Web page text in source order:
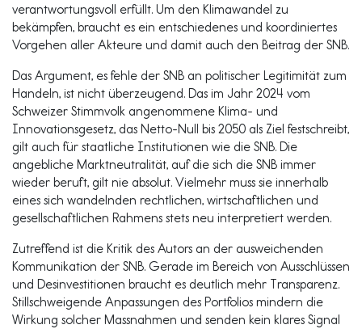
verantwortungsvoll erfüllt. Um den Klimawandel zu
bekämpfen, braucht es ein entschiedenes und koordiniertes
Vorgehen aller Akteure und damit auch den Beitrag der SNB.
Das Argument, es fehle der SNB an politischer Legitimität zum
Handeln, ist nicht überzeugend. Das im Jahr 2024 vom
Schweizer Stimmvolk angenommene Klima- und
Innovationsgesetz, das Netto-Null bis 2050 als Ziel festschreibt,
gilt auch für staatliche Institutionen wie die SNB. Die
angebliche Marktneutralität, auf die sich die SNB immer
wieder beruft, gilt nie absolut. Vielmehr muss sie innerhalb
eines sich wandelnden rechtlichen, wirtschaftlichen und
gesellschaftlichen Rahmens stets neu interpretiert werden.
Zutreffend ist die Kritik des Autors an der ausweichenden
Kommunikation der SNB. Gerade im Bereich von Ausschlüssen
und Desinvestitionen braucht es deutlich mehr Transparenz.
Stillschweigende Anpassungen des Portfolios mindern die
Wirkung solcher Massnahmen und senden kein klares Signal